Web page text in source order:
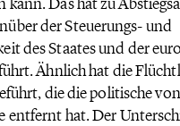
der Steuerungs- und
des Staates und der
Ähnlich hat die
die die politische
entfernt hat. Der